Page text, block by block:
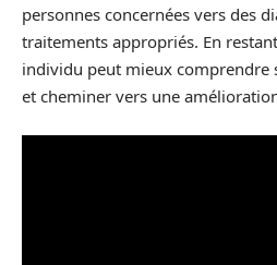
personnes concernées vers des
traitements appropriés. En
individu peut mieux comprendre
et cheminer vers une